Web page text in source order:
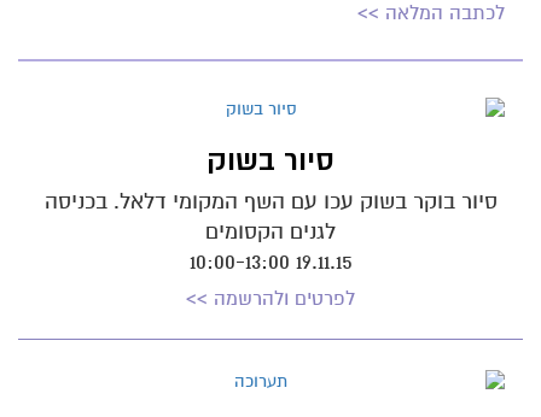
לכתבה המלאה >>
סיור בשוק
סיור בוקר בשוק עכו עם השף המקומי דלאל. בכניסה
לגנים הקסומים
19.11.15 10:00-13:00
לפרטים ולהרשמה >>